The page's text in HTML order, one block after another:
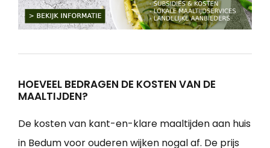
HOEVEEL BEDRAGEN DE KOSTEN VAN DE
MAALTIJDEN?
De kosten van kant-en-klare maaltijden aan huis
in Bedum voor ouderen wijken nogal af. De prijs